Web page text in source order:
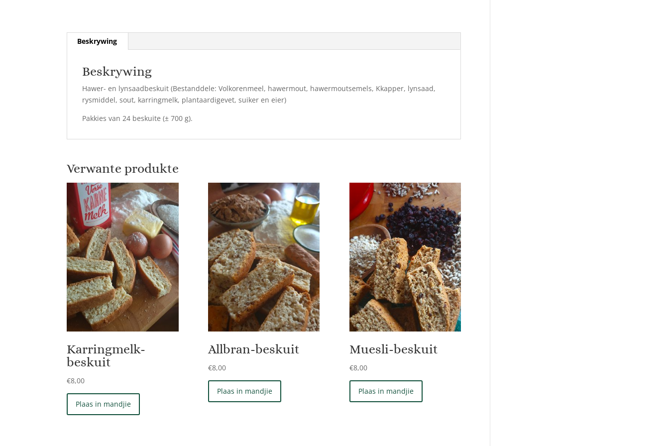
Beskrywing
Beskrywing
Hawer- en lynsaadbeskuit (Bestanddele: Volkorenmeel, hawermout, hawermoutsemels, Kkapper, lynsaad,
rysmiddel, sout, karringmelk, plantaardigevet, suiker en eier)
Pakkies van 24 beskuite (± 700 g).
Verwante produkte
Karringmelk-
beskuit
€8,00
Plaas in mandjie
Allbran-beskuit
€8,00
Plaas in mandjie
Muesli-beskuit
€8,00
Plaas in mandjie